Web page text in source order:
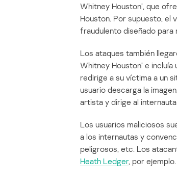
Whitney Houston’, que
Houston. Por supuesto, el
fraudulento diseñado
Los ataques también
Whitney Houston’ e
redirige a su víctima a un
usuario descarga la
artista y dirige al
Los usuarios maliciosos
a los internautas y
peligrosos, etc. Los
Heath Ledger, por ejemplo.